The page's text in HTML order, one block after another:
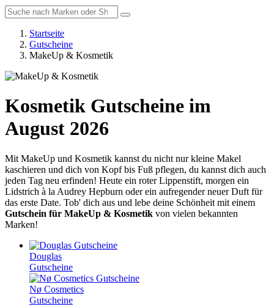
Startseite
Gutscheine
MakeUp & Kosmetik
Kosmetik Gutscheine im
August 2026
Mit MakeUp und Kosmetik kannst du nicht nur kleine Makel
kaschieren und dich von Kopf bis Fuß pflegen, du kannst dich auch
jeden Tag neu erfinden! Heute ein roter Lippenstift, morgen ein
Lidstrich à la Audrey Hepburn oder ein aufregender neuer Duft für
das erste Date. Tob' dich aus und lebe deine Schönheit mit einem
Gutschein für MakeUp & Kosmetik von vielen bekannten
Marken!
Douglas
Gutscheine
Nø Cosmetics
Gutscheine